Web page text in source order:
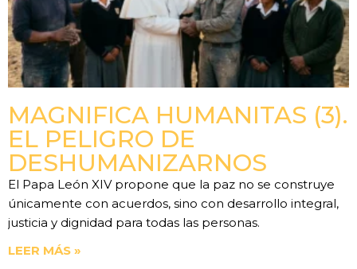
MAGNIFICA HUMANITAS (3).
EL PELIGRO DE
DESHUMANIZARNOS
El Papa León XIV propone que la paz no se construye
únicamente con acuerdos, sino con desarrollo integral,
justicia y dignidad para todas las personas.
LEER MÁS »